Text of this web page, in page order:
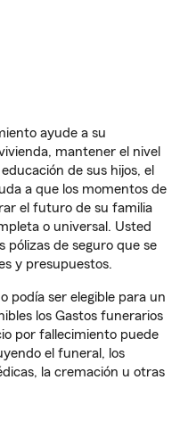
ayude a su
mantener el nivel
de sus hijos, el
a que los momentos de
el futuro de su familia
o universal. Usted
pólizas de seguro que se
y presupuestos.
podía ser elegible para un
los Gastos funerarios
por fallecimiento puede
el funeral, los
la cremación u otras